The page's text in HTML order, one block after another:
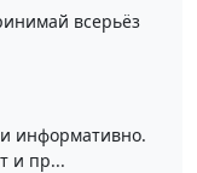
всерьёз
информативно.
и пр...